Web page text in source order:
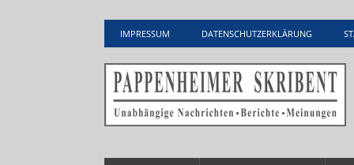
IMPRESSUM DATENSCHUTZERKLÄRUNG